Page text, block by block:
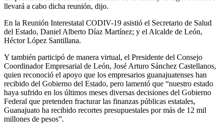
llevará a cabo dicha reunión, dijo.
En la Reunión Interestatal CODIV-19 asistió el Secretario de Salud
del Estado, Daniel Alberto Díaz Martínez; y el Alcalde de León,
Héctor López Santillana.
Y también participó de manera virtual, el Presidente del Consejo
Coordinador Empresarial de León, José Arturo Sánchez Castellanos,
quien reconoció el apoyo que los empresarios guanajuatenses han
recibido del Gobierno del Estado, pero lamentó que “nuestro estado
haya sufrido en los últimos meses diversas decisiones del Gobierno
Federal que pretenden fracturar las finanzas públicas estatales,
Guanajuato ha recibido recortes presupuestales por más de 12 mil
millones de pesos”.